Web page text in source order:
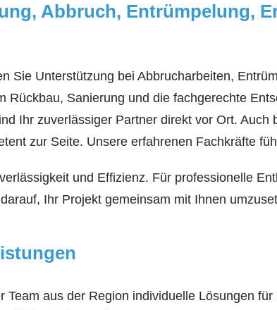
Abbruch, Entrümpelung,
Sie Unterstützung bei Abbrucharbeiten,
Rückbau, Sanierung und die fachgerechte
Ihr zuverlässiger Partner direkt vor Ort.
zur Seite. Unsere erfahrenen Fachkräfte
und Effizienz. Für professionelle
Ihr Projekt gemeinsam mit Ihnen
Team aus der Region individuelle Lösungen